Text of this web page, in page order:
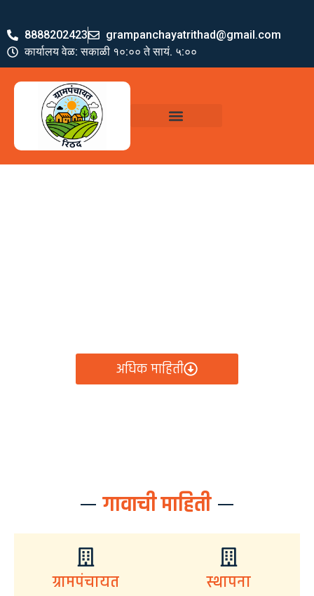
8888202423
grampanchayatrithad@gmail.com
कार्यालय वेळ: सकाळी १०:०० ते सायं. ५:००
अधिक माहिती
गावाची माहिती
ग्रामपंचायत स्थापना